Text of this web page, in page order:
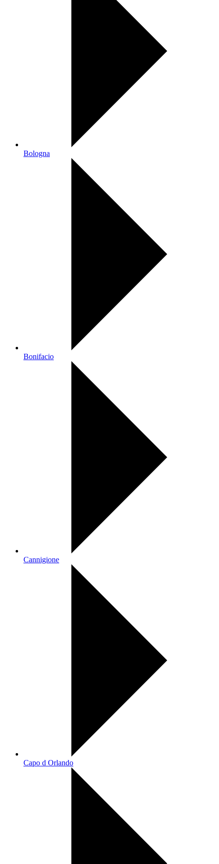
Bologna
Bonifacio
Cannigione
Capo d Orlando